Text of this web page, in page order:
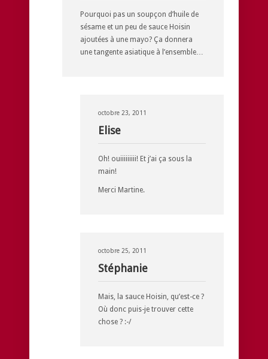
Pourquoi pas un soupçon d’huile de
sésame et un peu de sauce Hoisin
ajoutées à une mayo? Ça donnera
une tangente asiatique à l’ensemble…
octobre 23, 2011
Elise
Oh! ouiiiiiiiii! Et j’ai ça sous la
main!
Merci Martine.
octobre 25, 2011
Stéphanie
Mais, la sauce Hoisin, qu’est-ce ?
Où donc puis-je trouver cette
chose ? :-/